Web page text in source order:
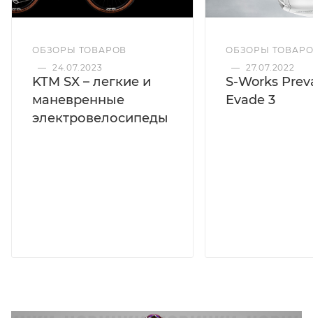
ОБЗОРЫ ТОВАРОВ
— 24.07.2023
KTM SX – легкие и
маневренные
электровелосипеды
ОБЗОРЫ
— 27.07.2022
S-Works
Evade 3